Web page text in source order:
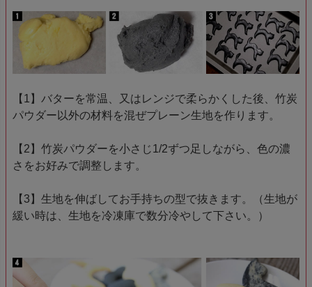
【1】バターを常温、又はレンジで柔らかくした後、竹炭
パウダー以外の材料を混ぜプレーン生地を作ります。
【2】竹炭パウダーを小さじ1/2ずつ足しながら、色の濃
さをお好みで調整します。
【3】生地を伸ばしてお手持ちの型で抜きます。（生地が
緩い時は、生地を冷凍庫で数分冷やして下さい。）